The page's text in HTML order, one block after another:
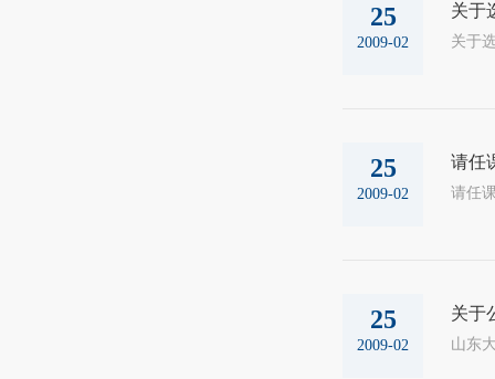
25
2009-02
关于
25
2009-02
请任
25
2009-02
关于
山东